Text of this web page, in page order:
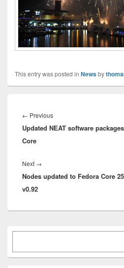
This entry was posted in Newsby
← PreviousPrevious
post:
Updated NEAT software
Core
Next →
post:
Nodes updated to Fedora Core
v0.92
Primary
Area